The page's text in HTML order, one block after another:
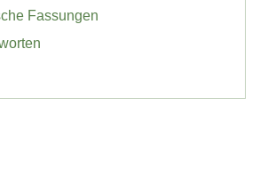
Fassungen